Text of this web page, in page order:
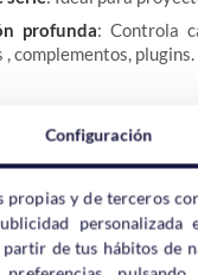
profunda: Controla
complementos, plugins.
Joomla? Puedes
optimizado,
Configuración
propias y de terceros
de tus hábitos de